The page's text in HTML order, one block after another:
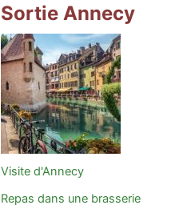
Sortie Annecy
Visite d'Annecy
Repas dans une brasserie